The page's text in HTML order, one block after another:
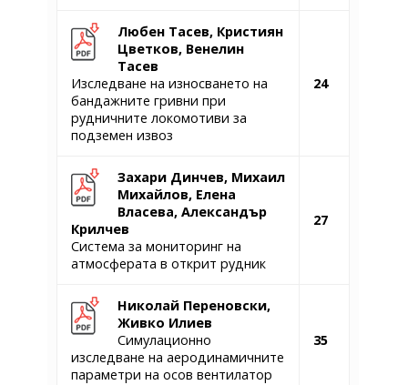
Любен Тасев, Кристиян
Цветков, Венелин
Тасев
Изследване на износването на
бандажните гривни при
рудничните локомотиви за
подземен извоз
24
Захари Динчев, Михаил
Михайлов, Елена
Власева, Александър
Крилчев
Система за мониторинг на
атмосферата в открит рудник
27
Николай Переновски,
Живко Илиев
Симулационно
изследване на аеродинамичните
параметри на осов вентилатор
35